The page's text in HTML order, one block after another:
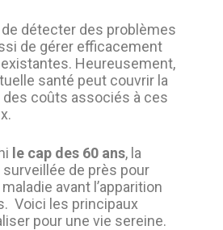
détecter des problèmes
de gérer efficacement
Heureusement,
santé peut couvrir la
des coûts associés à ces
le cap des 60 ans, la
de près pour
avant l’apparition
Voici les principaux
pour une vie sereine.